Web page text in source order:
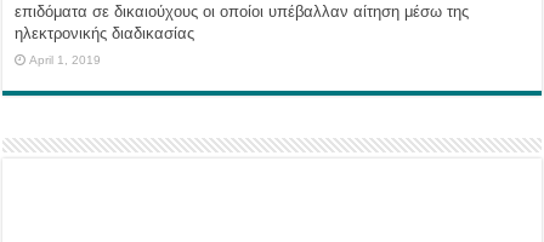
επιδόματα σε δικαιούχους οι οποίοι υπέβαλλαν αίτηση μέσω της
ηλεκτρονικής διαδικασίας
April 1, 2019